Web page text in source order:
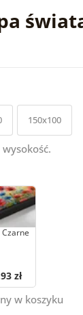
150x100
Czarne
zł
w koszyku